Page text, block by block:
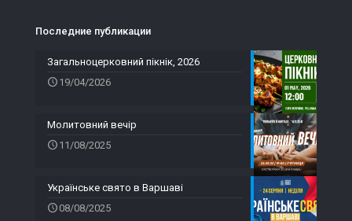
Последние публикации
Загальноцерковний пікнік, 2026
19/04/2026
Молитовний вечір
11/08/2025
Українське свято в Варшаві
08/08/2025